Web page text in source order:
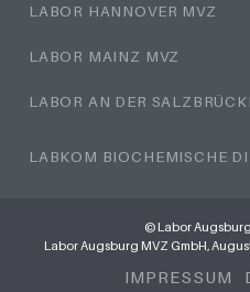
© Labor
Labor Augsburg MVZ GmbH,
IMPRESSUM
LABOR HANNOVER MVZ
LABOR MAINZ MVZ
LABOR AN DER
LABKOM BIOCHEMISCHE